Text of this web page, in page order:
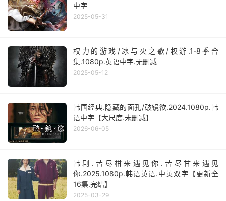
中字
2025-05-31
权力的游戏/冰与火之歌/权游.1-8季合
集.1080p.英语中字.无删减
2025-05-12
韩国经典.隐藏的面孔/破镜欲.2024.1080p.韩
语中字【大尺度.未删减】
2026-06-05
韩剧.苦尽柑来遇见你.苦尽甘来遇见
你.2025.1080p.韩语英语.中英双字【更新全
16集.完结】
2025-03-29